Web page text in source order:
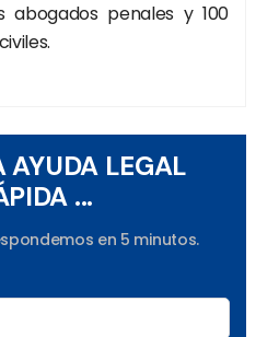
abogados penales y 100
AYUDA LEGAL
...
en 5 minutos.